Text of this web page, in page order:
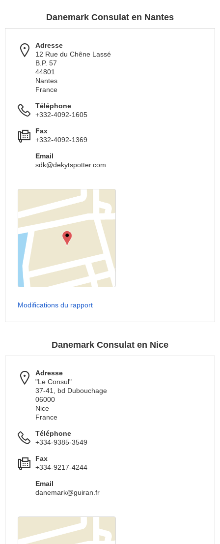
Danemark Consulat en Nantes
Adresse
12 Rue du Chêne Lassé
B.P. 57
44801
Nantes
France
Téléphone
+332-4092-1605
Fax
+332-4092-1369
Email
sdk@dekytspotter.com
Modifications du rapport
Danemark Consulat en Nice
Adresse
"Le Consul"
37-41, bd Dubouchage
06000
Nice
France
Téléphone
+334-9385-3549
Fax
+334-9217-4244
Email
danemark@guiran.fr